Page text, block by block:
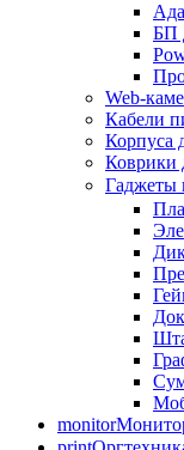
БП
Web-
Кабели
Корпуса
Коврики
Гаджеты
monitor